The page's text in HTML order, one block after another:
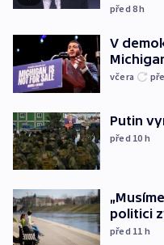
před 8h
V
včera
Putin
před 10 h
politici
před 11 h